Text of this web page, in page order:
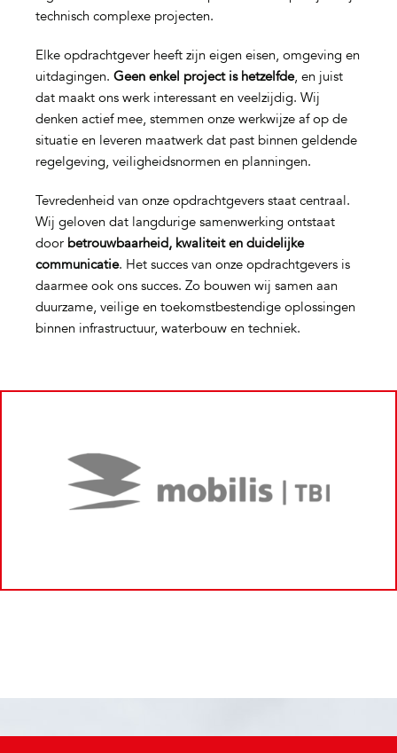
technisch complexe projecten.
Elke opdrachtgever heeft zijn eigen eisen, omgeving en
uitdagingen. Geen enkel project is hetzelfde, en juist
dat maakt ons werk interessant en veelzijdig. Wij
denken actief mee, stemmen onze werkwijze af op de
situatie en leveren maatwerk dat past binnen geldende
regelgeving, veiligheidsnormen en planningen.
Tevredenheid van onze opdrachtgevers staat centraal.
Wij geloven dat langdurige samenwerking ontstaat
door betrouwbaarheid, kwaliteit en duidelijke
communicatie. Het succes van onze opdrachtgevers is
daarmee ook ons succes. Zo bouwen wij samen aan
duurzame, veilige en toekomstbestendige oplossingen
binnen infrastructuur, waterbouw en techniek.